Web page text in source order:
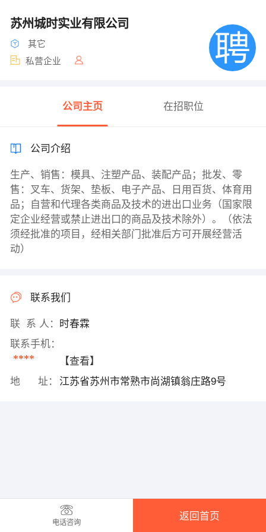
苏州城时实业有限公司
其它
私营企业
公司主页 在招职位
公司介绍
生产、销售：模具、注塑产品、装配产品；批发、零
售：叉车、货架、垫板、电子产品、日用百货、体育用
品；自营和代理各类商品及技术的进出口业务（国家限
定企业经营或禁止进出口的商品及技术除外）。（依法
须经批准的项目，经相关部门批准后方可开展经营活
动）
联系我们
联 系 人： 时春霖
联系手机：
****
【查看】
地 址：
江苏省苏州市常熟市尚湖镇翁庄路9号
电话咨询
返回首页